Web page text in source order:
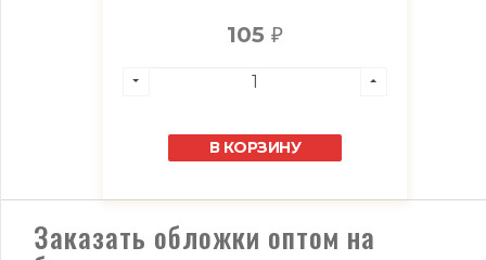
105 ₽
В КОРЗИНУ
Заказать обложки оптом на